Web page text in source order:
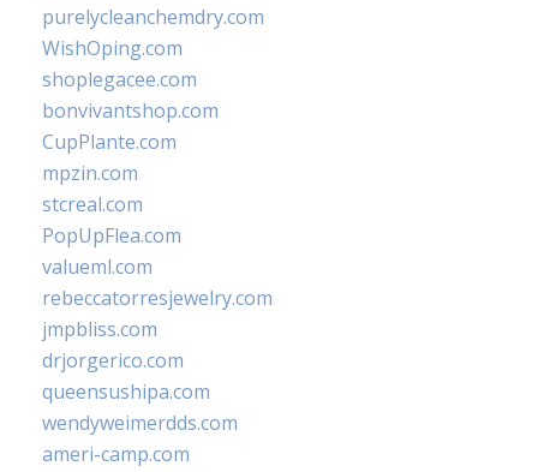
purelycleanchemdry.com
WishOping.com
shoplegacee.com
bonvivantshop.com
CupPlante.com
mpzin.com
stcreal.com
PopUpFlea.com
valueml.com
rebeccatorresjewelry.com
jmpbliss.com
drjorgerico.com
queensushipa.com
wendyweimerdds.com
ameri-camp.com